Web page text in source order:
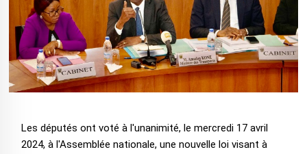
Les députés ont voté à l'unanimité, le mercredi 17 avril
2024, à l'Assemblée nationale, une nouvelle loi visant à